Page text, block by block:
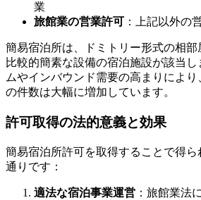
業
旅館業の営業許可 ：上記以外の
簡易宿泊所は、ドミトリー形式の相
比較的簡素な設備の宿泊施設が該当
ムやインバウンド需要の高まりによ
の件数は大幅に増加しています。
許可取得の法的意義と効果
簡易宿泊所許可を取得することで得
通りです：
適法な宿泊事業運営 ：旅館業法